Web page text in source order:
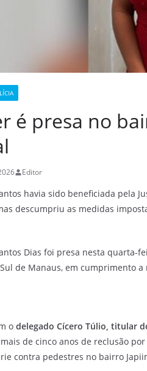
é presa no
Editor
havia sido beneficiada pela
descumpriu as medidas
Dias foi presa nesta quarta-
Sul de Manaus, em cumprimento
o delegado Cícero Túlio, titular
de cinco anos de reclusão
contra pedestres no bairro